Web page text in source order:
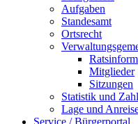
Aufgaben
Standesamt
Ortsrecht
Mitglieder
Sitzungen
Statistik und
Lage und
Service / Bürgerportal